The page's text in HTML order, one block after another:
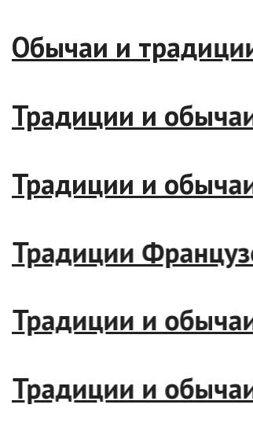
Обычаи и традиции
Традиции и обычаи
Традиции и обычаи
Традиции Французов
Традиции и обычаи
Традиции и обычаи